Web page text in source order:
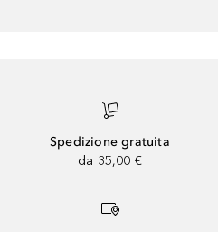
Spedizione gratuita
da 35,00 €